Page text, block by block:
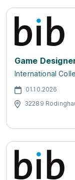
Game
International
01.10.2026
32289